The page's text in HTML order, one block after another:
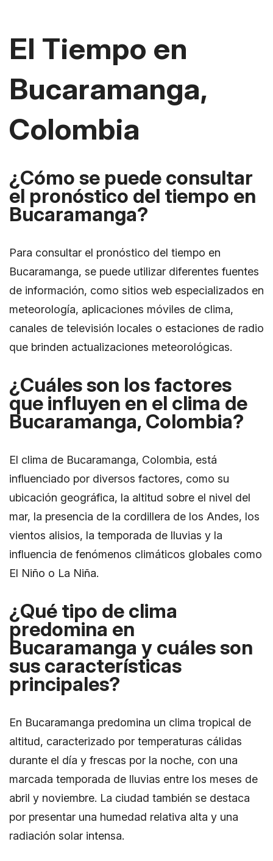
El Tiempo en
Bucaramanga,
Colombia
¿Cómo se puede consultar
el pronóstico del tiempo en
Bucaramanga?
Para consultar el pronóstico del tiempo en
Bucaramanga, se puede utilizar diferentes fuentes
de información, como sitios web especializados en
meteorología, aplicaciones móviles de clima,
canales de televisión locales o estaciones de radio
que brinden actualizaciones meteorológicas.
¿Cuáles son los factores
que influyen en el clima de
Bucaramanga, Colombia?
El clima de Bucaramanga, Colombia, está
influenciado por diversos factores, como su
ubicación geográfica, la altitud sobre el nivel del
mar, la presencia de la cordillera de los Andes, los
vientos alisios, la temporada de lluvias y la
influencia de fenómenos climáticos globales como
El Niño o La Niña.
¿Qué tipo de clima
predomina en
Bucaramanga y cuáles son
sus características
principales?
En Bucaramanga predomina un clima tropical de
altitud, caracterizado por temperaturas cálidas
durante el día y frescas por la noche, con una
marcada temporada de lluvias entre los meses de
abril y noviembre. La ciudad también se destaca
por presentar una humedad relativa alta y una
radiación solar intensa.